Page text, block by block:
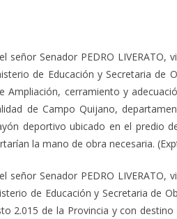
señor Senador PEDRO
de Educación y Secretaria
cerramiento y
de Campo Quijano,
deportivo ubicado en el predio
la mano de obra necesaria.
señor Senador PEDRO
de Educación y Secretaria de
2.015 de la Provincia y con